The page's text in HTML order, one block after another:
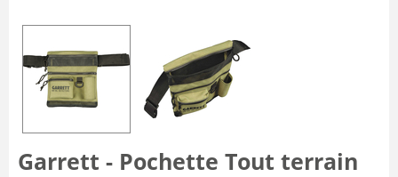
Garrett - Pochette Tout terrain